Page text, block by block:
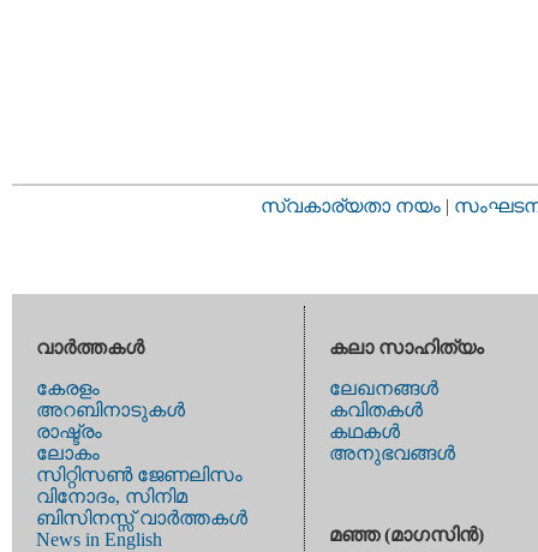
സ്വകാര്യതാ നയം |
വാര്‍ത്തകള്‍
കേരളം
അറബിനാടുകള്‍
രാഷ്ട്രം
ലോകം
സിറ്റിസണ്‍ ജേണലിസം
വിനോദം, സിനിമ
ബിസിനസ്സ് വാര്‍ത്തകള്‍
News in English
കലാ സാഹിത്യം
ലേഖനങ്ങള്‍
കവിതകള്‍
കഥകള്‍
അനുഭവങ്ങള്‍
മഞ്ഞ (മാഗസിന്‍)